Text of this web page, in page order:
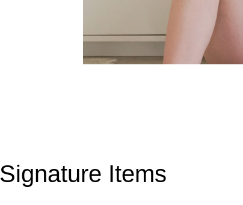
105,000 39,000
4.8 (리뷰 696)
Signature Items